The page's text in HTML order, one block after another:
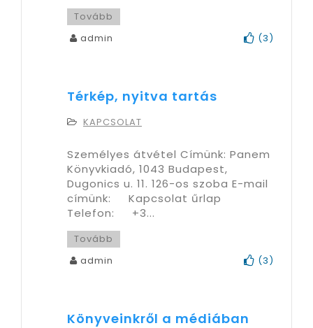
Tovább
admin
(3)
Térkép, nyitva tartás
KAPCSOLAT
Személyes átvétel Címünk: Panem
Könyvkiadó, 1043 Budapest,
Dugonics u. 11. 126-os szoba E-mail
címünk: Kapcsolat űrlap
Telefon: +3...
Tovább
admin
(3)
Könyveinkről a médiában